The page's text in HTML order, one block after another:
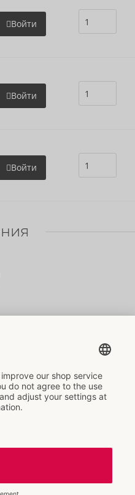
Войти
Войти
Войти
40